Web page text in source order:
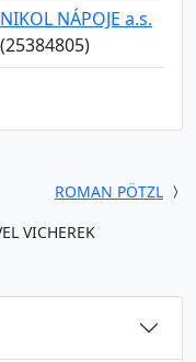
NIKOL NÁPOJE a.s.
(25384805)
ROMAN PÖTZL
VICHEREK